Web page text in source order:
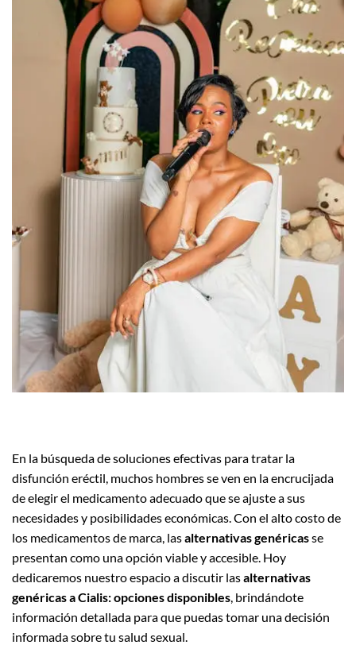
En la búsqueda de soluciones efectivas para tratar la
disfunción eréctil, muchos hombres se ven en la encrucijada
de elegir el medicamento adecuado que se ajuste a sus
necesidades y posibilidades económicas. Con el alto costo de
los medicamentos de marca, lasalternativas genéricasse
presentan como una opción viable y accesible. Hoy
dedicaremos nuestro espacio a discutir lasalternativas
genéricas a Cialis: opciones disponibles, brindándote
información detallada para que puedas tomar una decisión
informada sobre tu salud sexual.